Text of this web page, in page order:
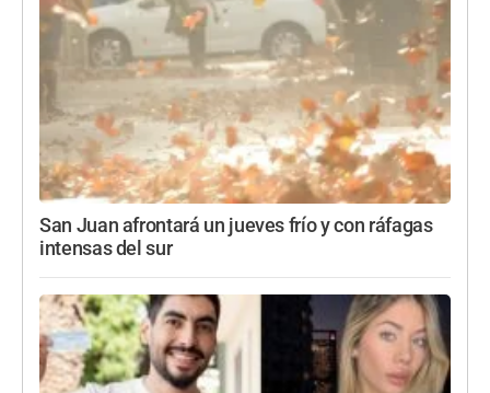
San Juan afrontará un jueves frío y con ráfagas
intensas del sur